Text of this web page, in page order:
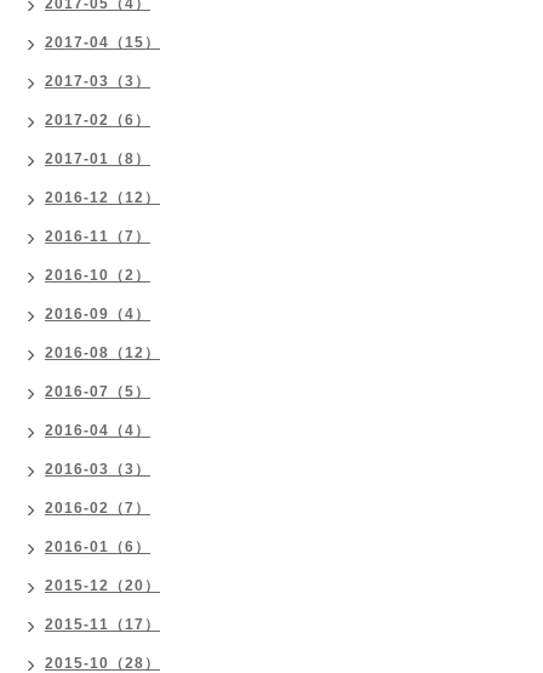
2017-05（4）
2017-04（15）
2017-03（3）
2017-02（6）
2017-01（8）
2016-12（12）
2016-11（7）
2016-10（2）
2016-09（4）
2016-08（12）
2016-07（5）
2016-04（4）
2016-03（3）
2016-02（7）
2016-01（6）
2015-12（20）
2015-11（17）
2015-10（28）